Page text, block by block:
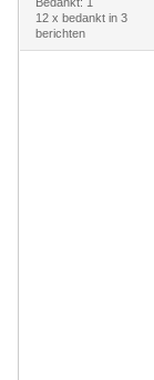
12 x bedankt in 3
berichten